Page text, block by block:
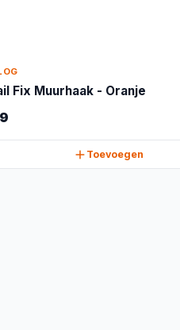
Fix Muurhaak - Oranje
Toevoegen